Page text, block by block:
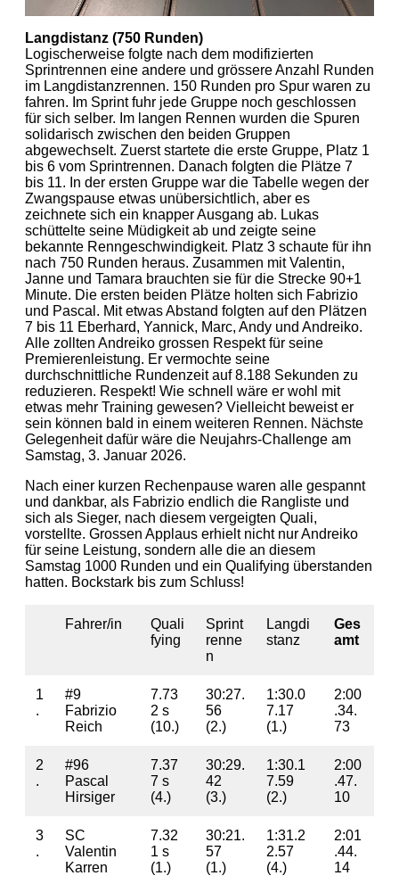
Langdistanz (750 Runden)
Logischerweise folgte nach dem modifizierten
Sprintrennen eine andere und grössere Anzahl Runden
im Langdistanzrennen. 150 Runden pro Spur waren zu
fahren. Im Sprint fuhr jede Gruppe noch geschlossen
für sich selber. Im langen Rennen wurden die Spuren
solidarisch zwischen den beiden Gruppen
abgewechselt. Zuerst startete die erste Gruppe, Platz 1
bis 6 vom Sprintrennen. Danach folgten die Plätze 7
bis 11. In der ersten Gruppe war die Tabelle wegen der
Zwangspause etwas unübersichtlich, aber es
zeichnete sich ein knapper Ausgang ab. Lukas
schüttelte seine Müdigkeit ab und zeigte seine
bekannte Renngeschwindigkeit. Platz 3 schaute für ihn
nach 750 Runden heraus. Zusammen mit Valentin,
Janne und Tamara brauchten sie für die Strecke 90+1
Minute. Die ersten beiden Plätze holten sich Fabrizio
und Pascal. Mit etwas Abstand folgten auf den Plätzen
7 bis 11 Eberhard, Yannick, Marc, Andy und Andreiko.
Alle zollten Andreiko grossen Respekt für seine
Premierenleistung. Er vermochte seine
durchschnittliche Rundenzeit auf 8.188 Sekunden zu
reduzieren. Respekt! Wie schnell wäre er wohl mit
etwas mehr Training gewesen? Vielleicht beweist er
sein können bald in einem weiteren Rennen. Nächste
Gelegenheit dafür wäre die Neujahrs-Challenge am
Samstag, 3. Januar 2026.
Nach einer kurzen Rechenpause waren alle gespannt
und dankbar, als Fabrizio endlich die Rangliste und
sich als Sieger, nach diesem vergeigten Quali,
vorstellte. Grossen Applaus erhielt nicht nur Andreiko
für seine Leistung, sondern alle die an diesem
Samstag 1000 Runden und ein Qualifying überstanden
hatten. Bockstark bis zum Schluss!
Fahrer/in
Quali
fying
Sprint
renne
n
Langdi
stanz
Ges
amt
1
.
#9
Fabrizio
Reich
7.73
2 s
(10.)
30:27.
56
(2.)
1:30.0
7.17
(1.)
2:00
.34.
73
2
.
#96
Pascal
Hirsiger
7.37
7 s
(4.)
30:29.
42
(3.)
1:30.1
7.59
(2.)
2:00
.47.
10
3
.
SC
Valentin
Karren
7.32
1 s
(1.)
30:21.
57
(1.)
1:31.2
2.57
(4.)
2:01
.44.
14